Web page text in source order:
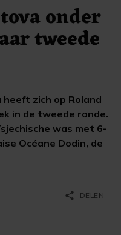
onder
tweede
heeft zich op Roland
in de tweede ronde.
was met 6-
Océane Dodin, de
share DELEN